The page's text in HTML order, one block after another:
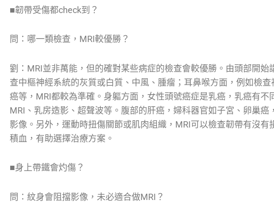
■韌帶受傷都check到？
問：哪一類檢查，MRI較優勝？
劉：MRI並非萬能，但的確對某些病症的檢查會較優勝。由頭部開始
查中樞神經系統的灰質或白質、中風、腫瘤；耳鼻喉方面，例如檢查
癌等，MRI都較為準確。身軀方面，女性頭號癌症是乳癌，乳癌有不
MRI、乳房造影、超聲波等。腹部的肝癌，婦科器官如子宮、卵巢癌
影像。另外，運動時扭傷關節或肌肉組織，MRI可以檢查韌帶有沒有
積血，有助選擇治療方案。
■身上帶鐵會灼傷？
問：紋身會阻擋影像，未必適合做MRI？